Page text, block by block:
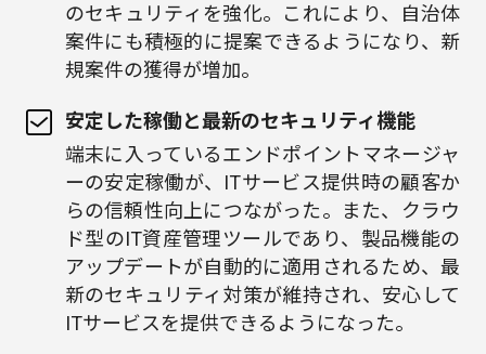
のセキュリティを強化。これにより、自治体
案件にも積極的に提案できるようになり、新
規案件の獲得が増加。
安定した稼働と最新のセキュリティ機能
端末に入っているエンドポイントマネージャ
ーの安定稼働が、ITサービス提供時の顧客か
らの信頼性向上につながった。また、クラウ
ド型のIT資産管理ツールであり、製品機能の
アップデートが自動的に適用されるため、最
新のセキュリティ対策が維持され、安心して
ITサービスを提供できるようになった。